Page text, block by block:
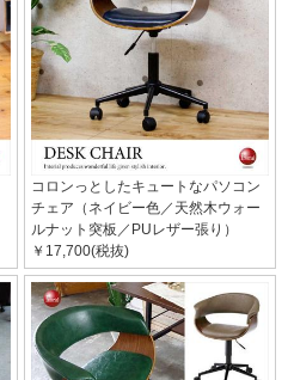
コロンっとしたキュートなパソコン
チェア（ネイビー色／天然木ウォー
ルナット突板／PUレザー張り）
￥17,700(税抜)